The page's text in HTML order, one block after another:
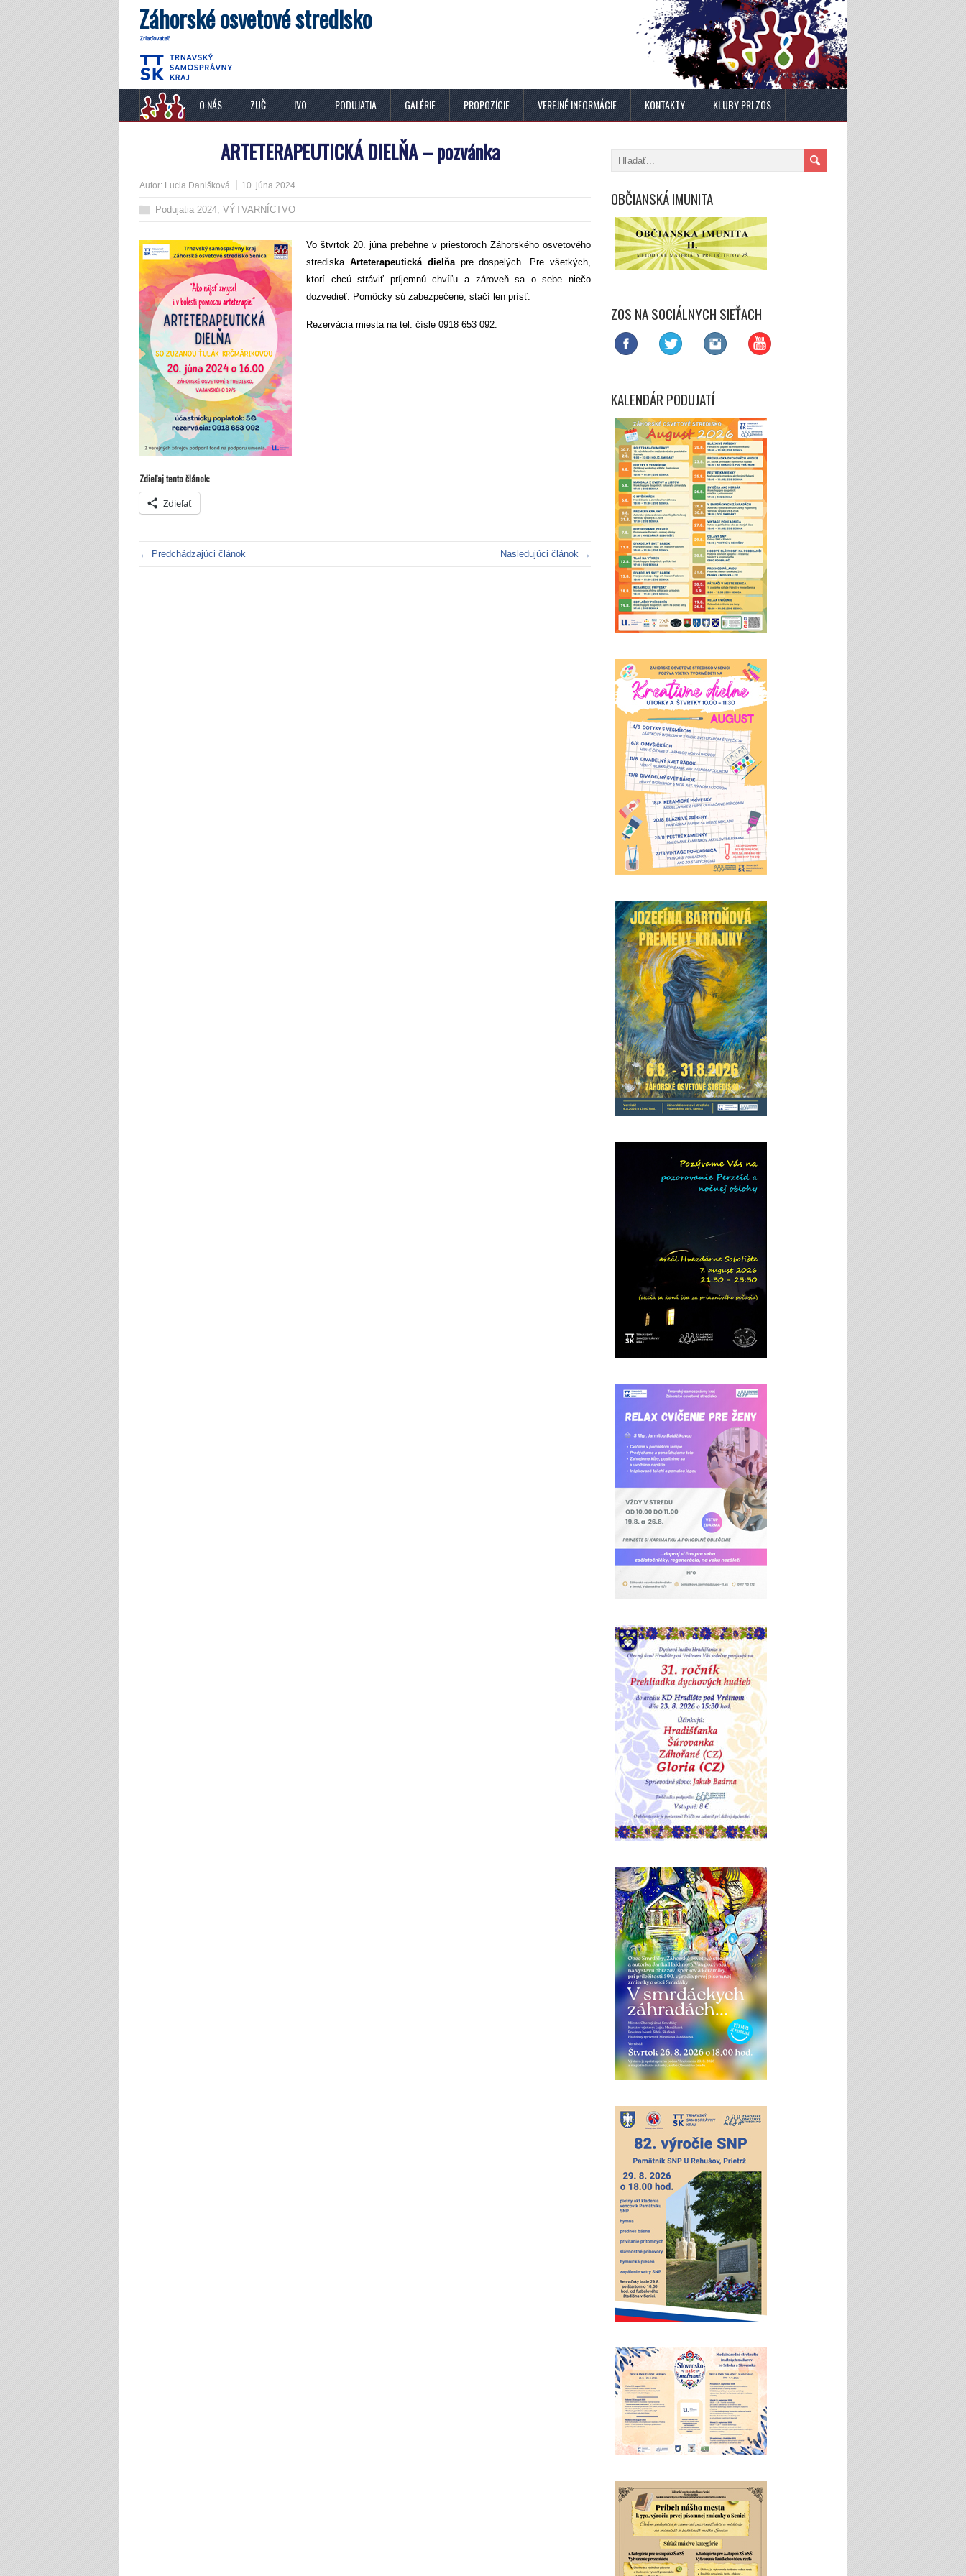
Záhorské osvetové stredisko
O NÁS ZUČ IVO PODUJATIA GALÉRIE PROPOZÍCIE VEREJNÉ INFORMÁCIE KONTAKTY KLUBY PRI ZOS
ARTETERAPEUTICKÁ DIELŇA – pozvánka
Autor: Lucia Danišková 10. júna 2024
Podujatia 2024, VÝTVARNÍCTVO
Vo štvrtok 20. júna prebehne v priestoroch Záhorského osvetového
strediska Arteterapeutická dielňapre dospelých. Pre všetkých,
ktorí chcú stráviť príjemnú chvíľu a zároveň sa o sebe niečo
dozvedieť. Pomôcky sú zabezpečené, stačí len prísť.
Rezervácia miesta na tel. čísle 0918 653 092.
Zdieľaj tento článok:
Zdieľať
← Predchádzajúci článok Nasledujúci článok →
OBČIANSKÁ IMUNITA
ZOS NA SOCIÁLNYCH SIEŤACH
KALENDÁR PODUJATÍ